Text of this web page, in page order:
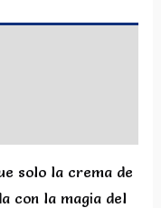
solo la crema de
con la magia del